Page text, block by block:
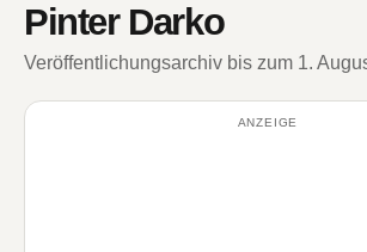
Pinter Darko
Veröffentlichungsarchiv bis zum 1.
ANZEIGE